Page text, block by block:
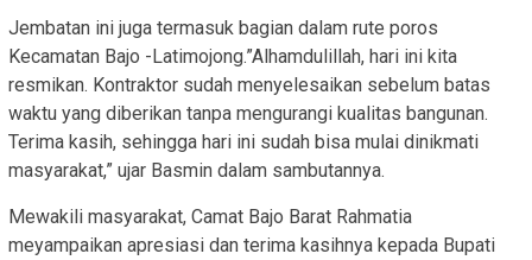
Jembatan ini juga termasuk bagian dalam rute poros
Kecamatan Bajo -Latimojong.”Alhamdulillah, hari ini kita
resmikan. Kontraktor sudah menyelesaikan sebelum batas
waktu yang diberikan tanpa mengurangi kualitas bangunan.
Terima kasih, sehingga hari ini sudah bisa mulai dinikmati
masyarakat,” ujar Basmin dalam sambutannya.
Mewakili masyarakat, Camat Bajo Barat Rahmatia
meyampaikan apresiasi dan terima kasihnya kepada Bupati